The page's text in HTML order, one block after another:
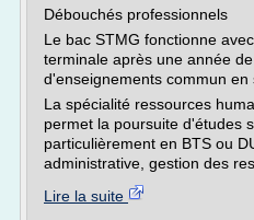
Débouchés professionnels
Le bac STMG fonctionne
terminale après une année
d'enseignements commun en
La spécialité ressources
permet la poursuite d'études
particulièrement en BTS ou
administrative, gestion des
Lire la suite